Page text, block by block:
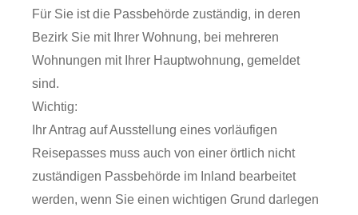
Für Sie ist die Passbehörde zuständig, in deren
Bezirk Sie mit Ihrer Wohnung, bei mehreren
Wohnungen mit Ihrer Hauptwohnung, gemeldet
sind.
Wichtig:
Ihr Antrag auf Ausstellung eines vorläufigen
Reisepasses muss auch von einer örtlich nicht
zuständigen Passbehörde im Inland bearbeitet
werden, wenn Sie einen wichtigen Grund darlegen